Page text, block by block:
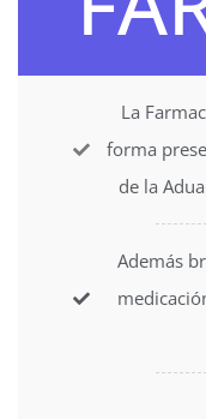
La
forma
de la
Además